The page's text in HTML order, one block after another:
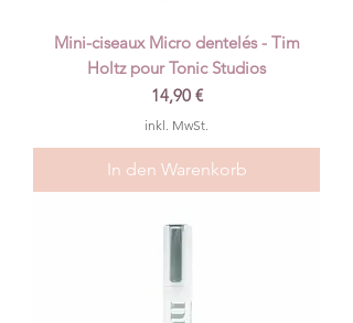
Mini-ciseaux Micro dentelés - Tim
Holtz pour Tonic Studios
Preis
14,90 €
inkl. MwSt.
In den Warenkorb